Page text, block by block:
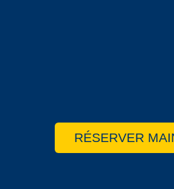
RÉSERVER